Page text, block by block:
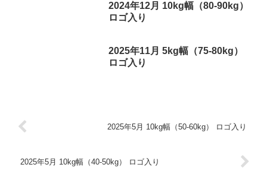
2024年12月 10kg幅（80-90kg）
ロゴ入り
2025年11月 5kg幅（75-80kg）
ロゴ入り
2025年5月 10kg幅（50-60kg） ロゴ入り
2025年5月 10kg幅（40-50kg） ロゴ入り